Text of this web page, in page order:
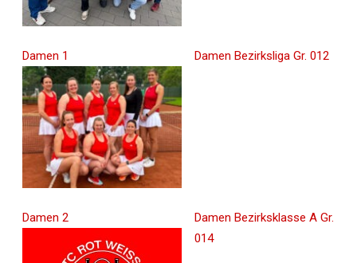
Damen 1 Damen Bezirksliga Gr. 012
Damen 2
Damen Bezirksklasse A Gr.
014